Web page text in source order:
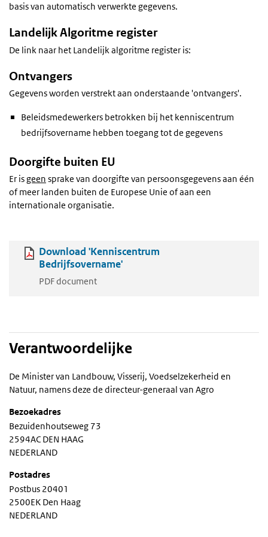
basis van automatisch verwerkte gegevens.
Landelijk Algoritme register
De link naar het Landelijk algoritme register is:
Ontvangers
Gegevens worden verstrekt aan onderstaande 'ontvangers'.
Beleidsmedewerkers betrokken bij het kenniscentrum
bedrijfsovername hebben toegang tot de gegevens
Doorgifte buiten EU
Er isgeen sprake van doorgifte van persoonsgegevens aan één
of meer landen buiten de Europese Unie of aan een
internationale organisatie.
Download 'Kenniscentrum
Bedrijfsovername'
PDF document
Verantwoordelijke
De Minister van Landbouw, Visserij, Voedselzekerheid en
Natuur, namens deze de directeur-generaal van Agro
Bezoekadres
Bezuidenhoutseweg 73
2594AC DEN HAAG
NEDERLAND
Postadres
Postbus 20401
2500EK Den Haag
NEDERLAND